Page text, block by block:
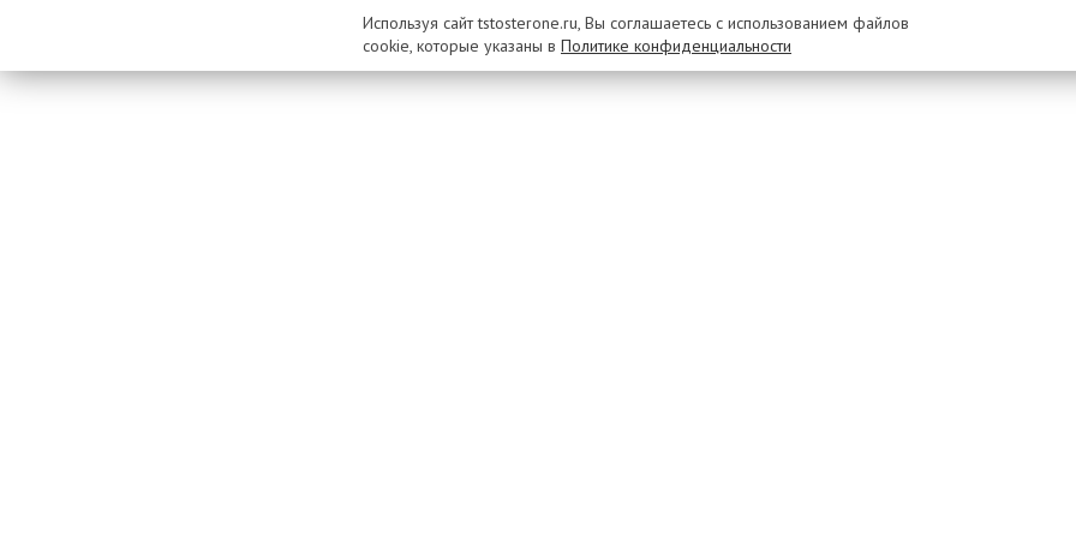
Используя сайт tstosterone.ru, Вы соглашаетесь с использованием файлов
cookie, которые указаны в Политике конфиденциальности